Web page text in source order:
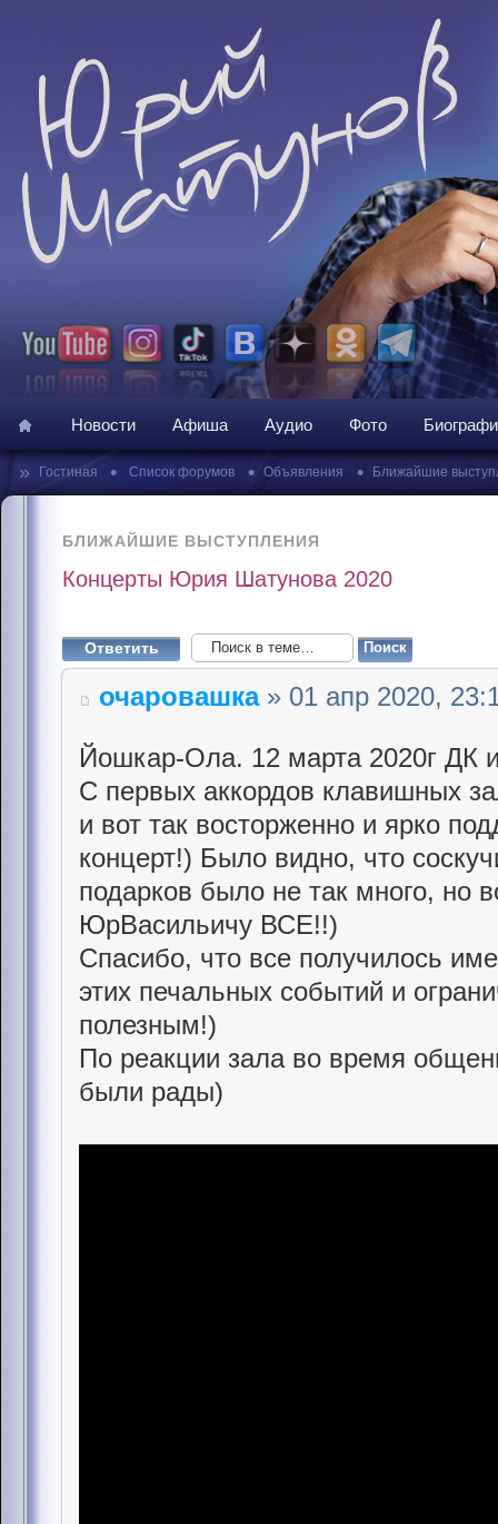
Новости Афиша Аудио Фото
» Гостиная • Список форумов • Объявления • Ближайшие
БЛИЖАЙШИЕ ВЫСТУПЛЕНИЯ
Концерты Юрия Шатунова 2020
Ответить
очаровашка» 01 апр 2020,
Йошкар-Ола. 12 марта 2020г ДК
С первых аккордов клавишных
и вот так восторженно и ярко
концерт!) Было видно, что
подарков было не так много, но
ЮрВасильичу ВСЕ!!)
Спасибо, что все получилось
этих печальных событий и
полезным!)
По реакции зала во время
были рады)